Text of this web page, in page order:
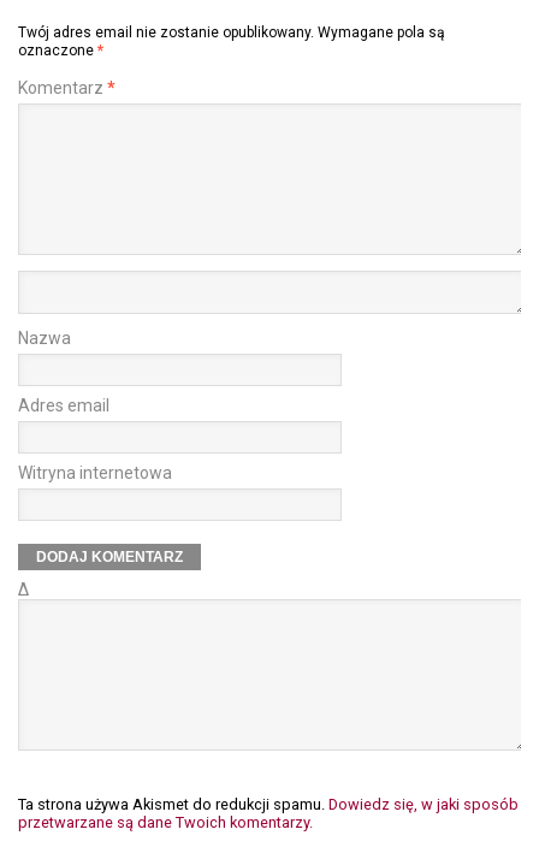
Twój adres email nie zostanie opublikowany. Wymagane pola są
oznaczone *
Komentarz *
Nazwa
Adres email
Witryna internetowa
Δ
Ta strona używa Akismet do redukcji spamu. Dowiedz się, w jaki sposób
przetwarzane są dane Twoich komentarzy.